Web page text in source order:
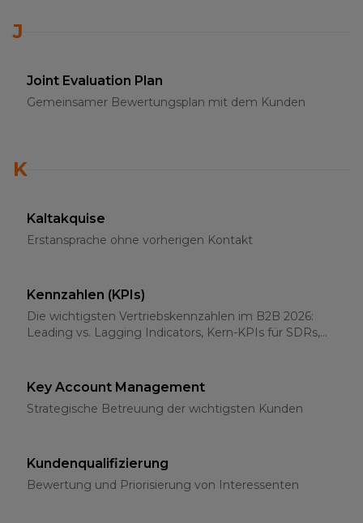
J
Joint Evaluation Plan
Gemeinsamer Bewertungsplan mit dem Kunden
K
Kaltakquise
Erstansprache ohne vorherigen Kontakt
Kennzahlen (KPIs)
Die wichtigsten Vertriebskennzahlen im B2B 2026:
Leading vs. Lagging Indicators, Kern-KPIs für SDRs,
Key Account Management
Strategische Betreuung der wichtigsten Kunden
Kundenqualifizierung
Bewertung und Priorisierung von Interessenten